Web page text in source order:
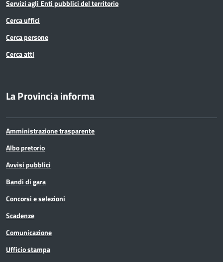
Servizi agli Enti pubblici del territorio
Cerca uffici
Cerca persone
Cerca atti
La Provincia informa
Amministrazione trasparente
Albo pretorio
Avvisi pubblici
Bandi di gara
Concorsi e selezioni
Scadenze
Comunicazione
Ufficio stampa